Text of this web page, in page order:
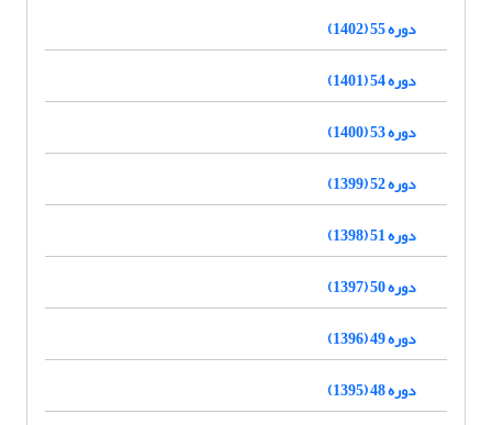
دوره 55 (1402)
دوره 54 (1401)
دوره 53 (1400)
دوره 52 (1399)
دوره 51 (1398)
دوره 50 (1397)
دوره 49 (1396)
دوره 48 (1395)